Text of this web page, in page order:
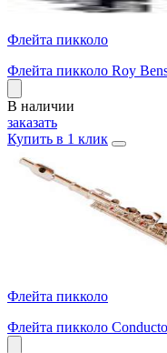
Флейта пикколо
Флейта пикколо Roy
В наличии
заказать
Купить в 1 клик
Флейта пикколо
Флейта пикколо